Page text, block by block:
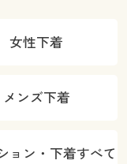
女性下着
メンズ下着
ョン・下着すべて